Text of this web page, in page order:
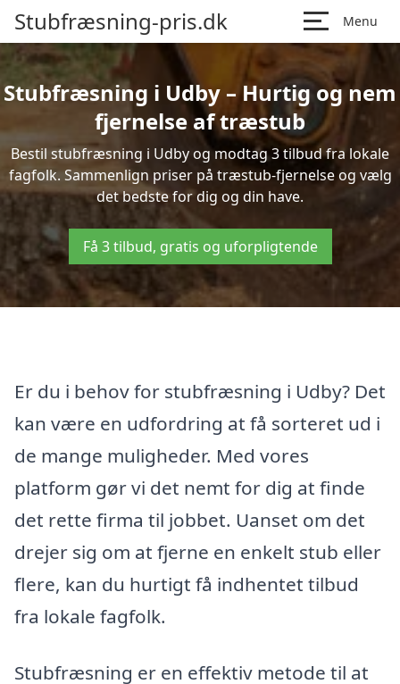
Stubfræsning-pris.dk Menu
Stubfræsning i Udby – Hurtig og nem
fjernelse af træstub
Bestil stubfræsning i Udby og modtag 3 tilbud fra lokale
fagfolk. Sammenlign priser på træstub-fjernelse og vælg
det bedste for dig og din have.
Få 3 tilbud, gratis og uforpligtende
Er du i behov for stubfræsning i Udby? Det
kan være en udfordring at få sorteret ud i
de mange muligheder. Med vores
platform gør vi det nemt for dig at finde
det rette firma til jobbet. Uanset om det
drejer sig om at fjerne en enkelt stub eller
flere, kan du hurtigt få indhentet tilbud
fra lokale fagfolk.
Stubfræsning er en effektiv metode til at